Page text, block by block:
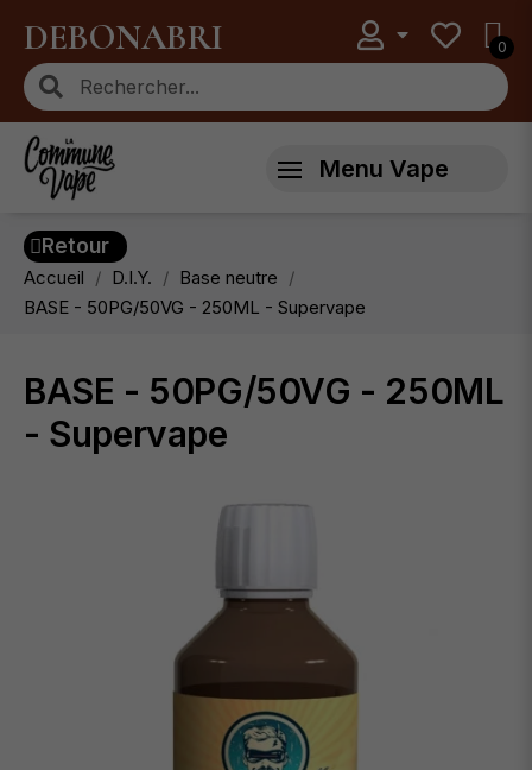
DEBONABRI
Menu Vape
Retour
Accueil D.I.Y.
Base neutre
BASE - 50PG/50VG - 250ML - Supervape
BASE - 50PG/50VG - 250ML
- Supervape